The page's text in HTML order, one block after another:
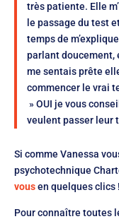
très patiente. Elle
le passage du test
temps de
parlant doucement,
me sentais prête
commencer le vrai
» OUI je vous
veulent passer leur
Si comme Vanessa
psychotechnique
vousen quelques clics !
Pour connaître toutes